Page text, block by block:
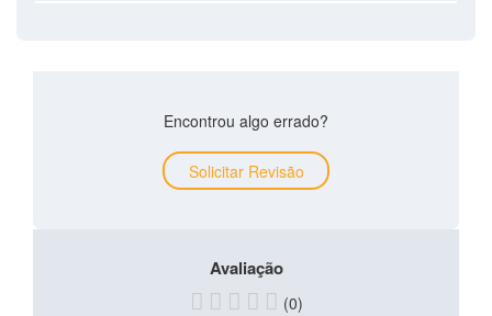
Encontrou algo errado?
Solicitar Revisão
Avaliação
(0)